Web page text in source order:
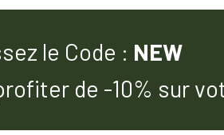
le Code : NEW
de -10% sur